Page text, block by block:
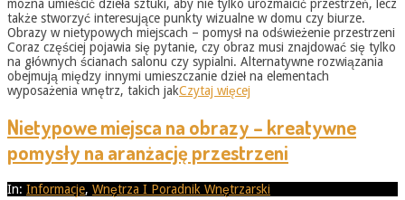
można umieścić dzieła sztuki, aby nie tylko urozmaicić przestrzeń, lecz
także stworzyć interesujące punkty wizualne w domu czy biurze.
Obrazy w nietypowych miejscach – pomysł na odświeżenie przestrzeni
Coraz częściej pojawia się pytanie, czy obraz musi znajdować się tylko
na głównych ścianach salonu czy sypialni. Alternatywne rozwiązania
obejmują między innymi umieszczanie dzieł na elementach
wyposażenia wnętrz, takich jakCzytaj więcej
Nietypowe miejsca na obrazy – kreatywne
pomysły na aranżację przestrzeni
2026-
In: Informacje, Wnętrza I Poradnik Wnętrzarski